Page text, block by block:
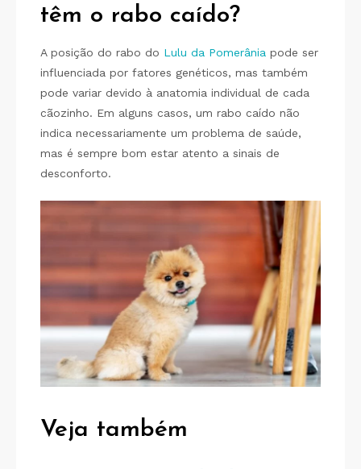
têm o rabo caído?
A posição do rabo do Lulu da Pomerânia pode ser
influenciada por fatores genéticos, mas também
pode variar devido à anatomia individual de cada
cãozinho. Em alguns casos, um rabo caído não
indica necessariamente um problema de saúde,
mas é sempre bom estar atento a sinais de
desconforto.
Veja também